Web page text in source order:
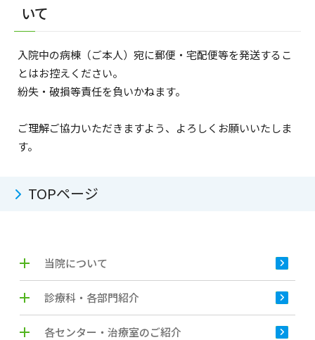
いて
入院中の病棟（ご本人）宛に郵便・宅配便等を発送するこ
とはお控えください。
紛失・破損等責任を負いかねます。
ご理解ご協力いただきますよう、よろしくお願いいたしま
す。
TOPページ
当院について
診療科・各部門紹介
各センター・治療室のご紹介